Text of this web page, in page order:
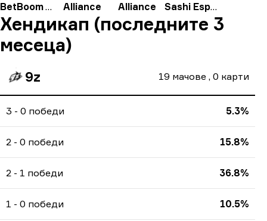
BetBoom Team Alliance Alliance Sashi Esport
Хендикап (последните 3
месеца)
9z 19 мачове , 0 карти
3 - 0 победи 5.3%
2 - 0 победи 15.8%
2 - 1 победи 36.8%
1 - 0 победи 10.5%